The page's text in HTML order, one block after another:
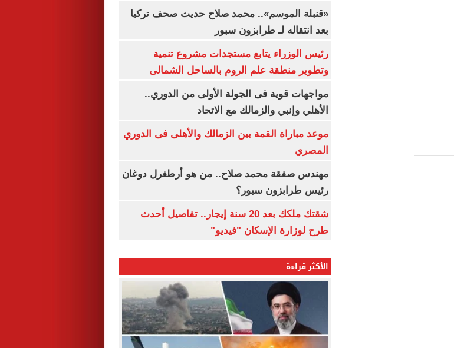
«قنبلة الموسم».. محمد صلاح حديث صحف تركيا
بعد انتقاله لـ طرابزون سبور
رئيس الوزراء يتابع مستجدات مشروع تنمية
وتطوير منطقة علم الروم بالساحل الشمالى
مواجهات قوية فى الجولة الأولى من الدوري..
الأهلي وإنبي والزمالك مع الاتحاد
موعد مباراة القمة بين الزمالك والأهلى فى الدوري
المصري
مهندس صفقة محمد صلاح.. من هو أرطغرل دوغان
رئيس طرابزون سبور؟
شقتك ملكك بعد 20 سنة إيجار.. تفاصيل أحدث
طرح لوزارة الإسكان "فيديو"
الأكثر قراءة